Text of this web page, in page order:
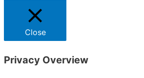
Close
Privacy Overview